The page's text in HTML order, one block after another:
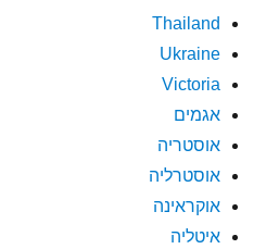
Thailand
Ukraine
Victoria
אגמים
אוסטריה
אוסטרליה
אוקראינה
איטליה